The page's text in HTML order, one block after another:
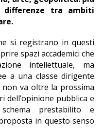
tra ambiti
si registrano in questi
spazi accademici che
intellettuale, ma
a una classe dirigente
va oltre la prossima
pubblica e
prestabilito e
in questo senso